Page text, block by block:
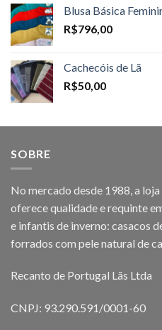
Blusa Básica
R$796,00
Cachecóis de Lã
R$50,00
SOBRE
No mercado desde 1988, a
oferece qualidade e requinte
e infantis de inverno: casacos
forrados com pele natural de
Recanto de Portugal Lãs Ltda
CNPJ: 93.290.591/0001-60